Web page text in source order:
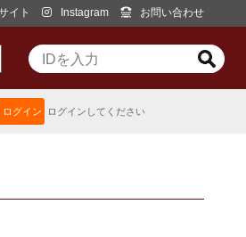
イト Instagram お問い合わせ
ログイン ログインしてください